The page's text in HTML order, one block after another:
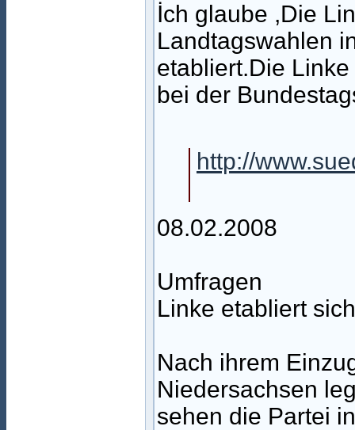
İch glaube ,Die
Landtagswahlen
etabliert.Die
bei der
http://
08.02.2008
Umfragen
Linke etabliert
Nach ihrem
Niedersachsen
sehen die Partei